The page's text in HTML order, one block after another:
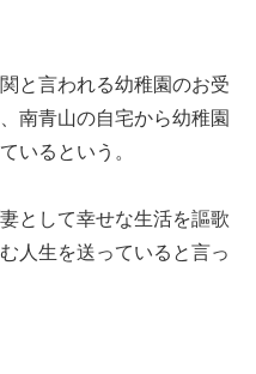
と言われる幼稚園のお受
南青山の自宅から幼稚園
いるという。
として幸せな生活を謳歌
人生を送っていると言っ